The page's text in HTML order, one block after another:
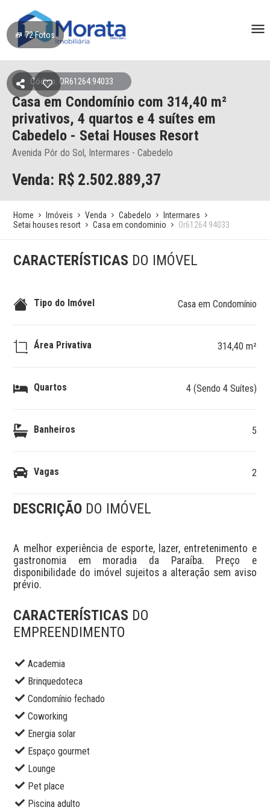
72Fotos
Código: OR61264:94033
Casa em Condomínio com 314,40 m²
privativos, 4 quartos e 4 suítes em
Cabedelo - Setai Houses Resort
Avenida Pôr do Sol, Intermares - Cabedelo
Venda: R$ 2.502.889,37
Home Imóveis Venda Cabedelo
Intermares
Setai houses resort
Casa em condominio Or61264 94033
CARACTERÍSTICAS DO IMÓVEL
Tipo do Imóvel Casa em Condomínio
Área Privativa 314,40 m²
Quartos 4 (Sendo 4 Suítes)
Banheiros 5
Vagas 2
DESCRIÇÃO DO IMÓVEL
A melhor experiência de esporte, lazer, entretenimento e
gastronomia em moradia da Paraíba. Preço e
disponibilidade do imóvel sujeitos a alteração sem aviso
prévio.
CARACTERÍSTICAS DO
EMPREENDIMENTO
Academia
Brinquedoteca
Condomínio fechado
Coworking
Energia solar
Espaço gourmet
Lounge
Pet place
Piscina adulto